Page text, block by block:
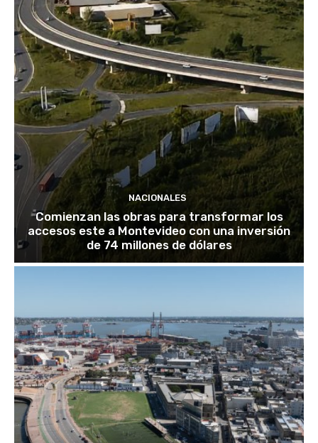
NACIONALES
Comienzan las obras para transformar los
accesos este a Montevideo con una inversión
de 74 millones de dólares